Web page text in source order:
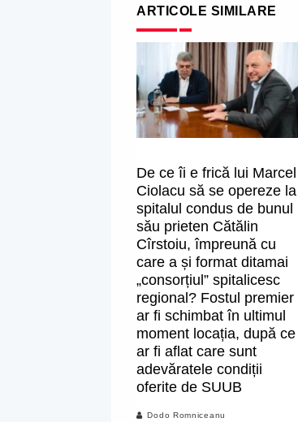
ARTICOLE SIMILARE
De ce îi e frică lui Marcel
Ciolacu să se opereze la
spitalul condus de bunul
său prieten Cătălin
Cîrstoiu, împreună cu
care a și format ditamai
„consorțiul” spitalicesc
regional? Fostul premier
ar fi schimbat în ultimul
moment locația, după ce
ar fi aflat care sunt
adevăratele condiții
oferite de SUUB
Dodo Romniceanu